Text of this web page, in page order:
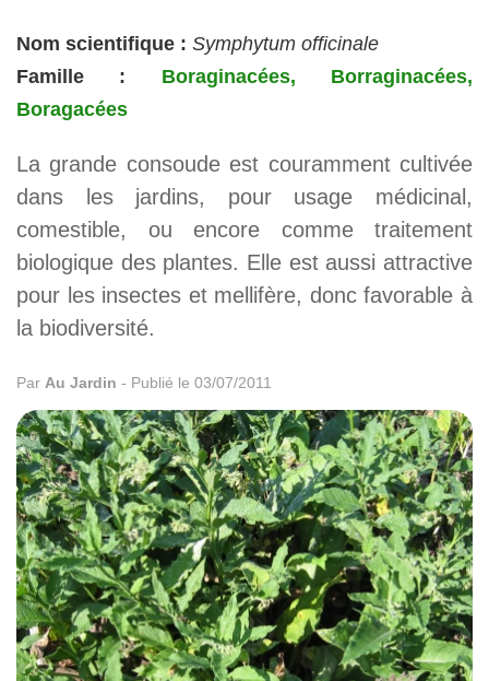
Nom scientifique : Symphytum officinale
Famille :
Boraginacées, Borraginacées,
Boragacées
La grande consoude est couramment cultivée
dans les jardins, pour usage médicinal,
comestible, ou encore comme traitement
biologique des plantes. Elle est aussi attractive
pour les insectes et mellifère, donc favorable à
la biodiversité.
Par Au Jardin - Publié le 03/07/2011